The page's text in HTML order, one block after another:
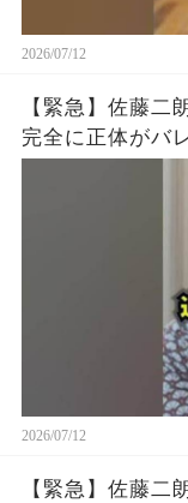
2026/07/12
【緊急】佐藤二
完全に正体がバ
2026/07/12
【緊急】佐藤二